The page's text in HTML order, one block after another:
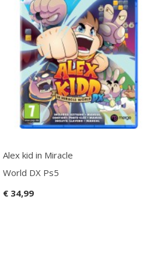
Alex kid in Miracle
World DX Ps5
€ 34,99